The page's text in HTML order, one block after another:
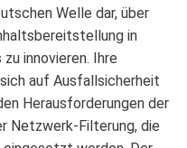
Welle dar, über
in
innovieren. Ihre
auf Ausfallsicherheit
Herausforderungen der
Netzwerk-Filterung, die